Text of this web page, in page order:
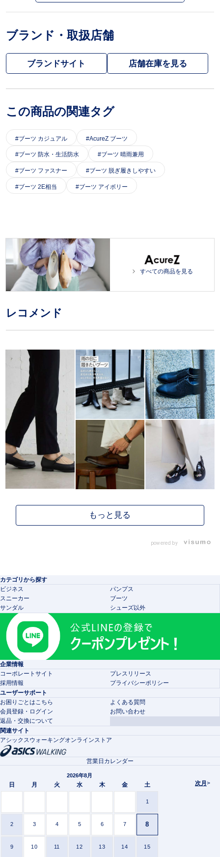
ブランド・取扱店舗
ブランドサイト
この商品の関連タグ
ブーツ カジュアル AcureZ ブーツ
ブーツ 防水・生活防水 ブーツ 晴雨兼用
ブーツ ファスナー ブーツ 脱ぎ履きしやすい
ブーツ 2E相当 ブーツ アイボリー
すべての商品を見る
レコメンド
powered by
カテゴリから探す
ビジネス
パンプス
スニーカー
ブーツ
サンダル
シューズ以外
企業情報
コーポレートサイト
プレスリリース
採用情報
プライバシーポリシー
ユーザーサポート
お困りごとはこちら
よくある質問
会員登録・ログイン
お問い合わせ
返品・交換について
関連サイト
アシックスウォーキングオンラインストア
次月>
営業日カレンダー
2026年8月
日 月 火 水 木 金 土
1
2 3 4 5 6 7 8
9 10 11 12 13 14 15